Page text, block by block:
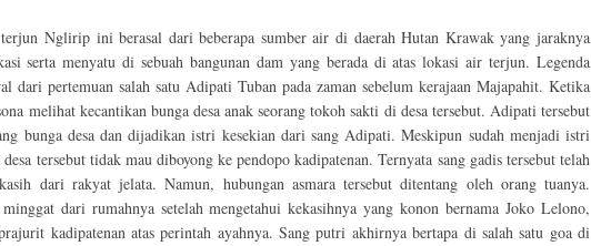
Nglirip ini berasal dari beberapa sumber air di daerah Hutan Krawak yang jaraknya
serta menyatu di sebuah bangunan dam yang berada di atas lokasi air terjun. Legenda
dari pertemuan salah satu Adipati Tuban pada zaman sebelum kerajaan Majapahit. Ketika
melihat kecantikan bunga desa anak seorang tokoh sakti di desa tersebut. Adipati tersebut
bunga desa dan dijadikan istri kesekian dari sang Adipati. Meskipun sudah menjadi istri
tersebut tidak mau diboyong ke pendopo kadipatenan. Ternyata sang gadis tersebut telah
dari rakyat jelata. Namun, hubungan asmara tersebut ditentang oleh orang tuanya.
dari rumahnya setelah mengetahui kekasihnya yang konon bernama Joko Lelono,
kadipatenan atas perintah ayahnya. Sang putri akhirnya bertapa di salah satu goa di